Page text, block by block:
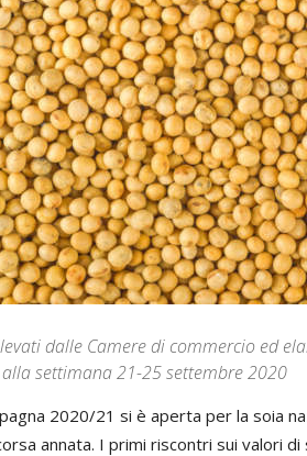
dalle Camere di commercio ed
settimana 21-25 settembre 2020
2020/21 si è aperta per la soia
annata. I primi riscontri sui valori